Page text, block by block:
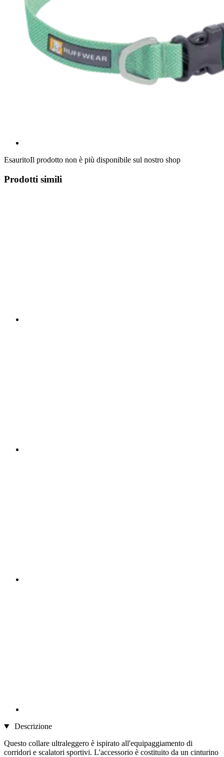
EsauritoIl prodotto non è più disponibile sul nostro shop
Prodotti simili
Descrizione
Questo collare ultraleggero è ispirato all'equipaggiamento di
corridori e scalatori sportivi. L'accessorio è costituito da un cinturino